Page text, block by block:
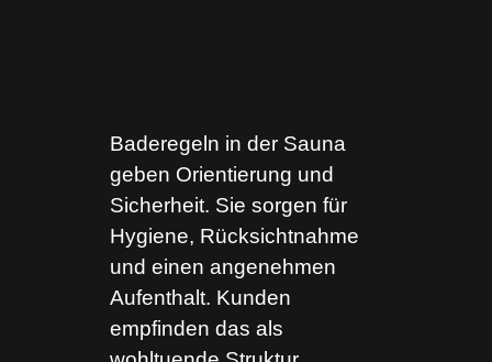
Baderegeln in der Sauna
geben Orientierung und
Sicherheit. Sie sorgen für
Hygiene, Rücksichtnahme
und einen angenehmen
Aufenthalt. Kunden
empfinden das als